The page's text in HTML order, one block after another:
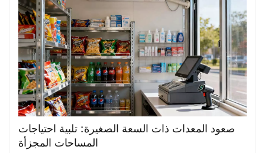
صعود المعدات ذات السعة الصغيرة: تلبية احتياجات
المساحات المجزأة